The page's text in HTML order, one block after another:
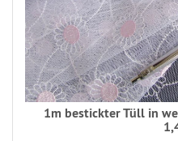
1m bestickter Tüll in